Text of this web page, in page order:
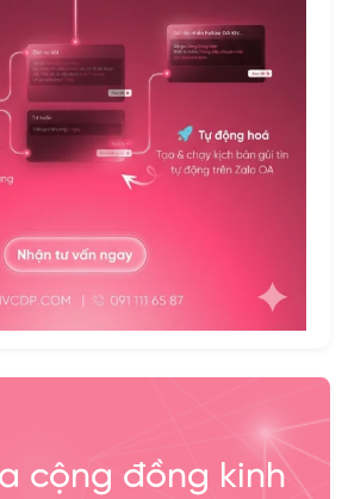
cộng đồng kinh